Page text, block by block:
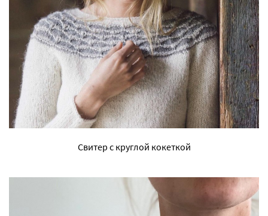
Свитер с круглой кокеткой